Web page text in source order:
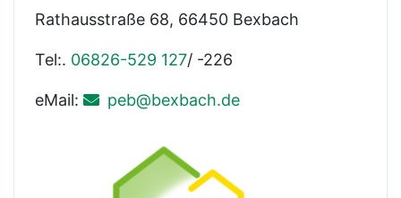
Rathausstraße 68, 66450 Bexbach
Tel:. 06826-529 127/ -226
eMail: peb@bexbach.de